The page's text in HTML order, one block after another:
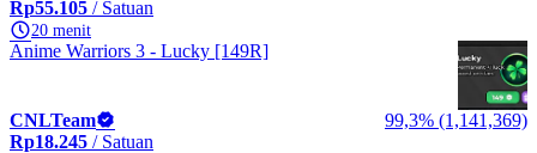
Rp55.105 / Satuan
20 menit
Anime Warriors 3 - Lucky [149R]
CNLTeam
99,3% (1,141,369)
Rp18.245 / Satuan